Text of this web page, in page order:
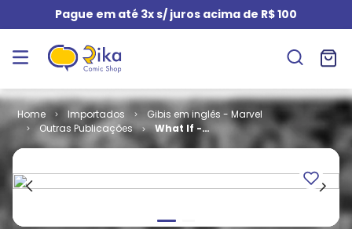
Pague em até 3x s/ juros acima de R$ 100
Importados
Gibis em inglês - Marvel
Outras Publicações
What If -
Volume 2 # 29